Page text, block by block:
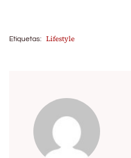
Etiquetas: Lifestyle